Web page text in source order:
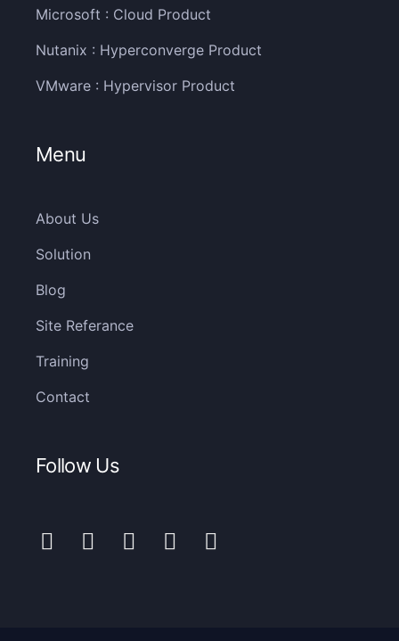
Microsoft : Cloud Product
Nutanix : Hyperconverge Product
VMware : Hypervisor Product
Menu
About Us
Solution
Blog
Site Referance
Training
Contact
Follow Us